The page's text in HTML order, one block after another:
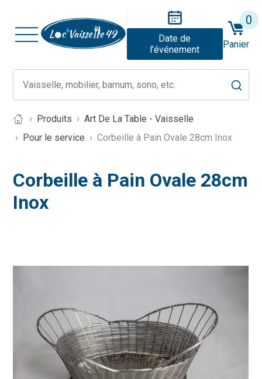
Date de
l'événement
0
Panier
Produits
Art De La Table - Vaisselle
Pour le service
Corbeille à Pain Ovale 28cm Inox
Corbeille à Pain Ovale 28cm
Inox